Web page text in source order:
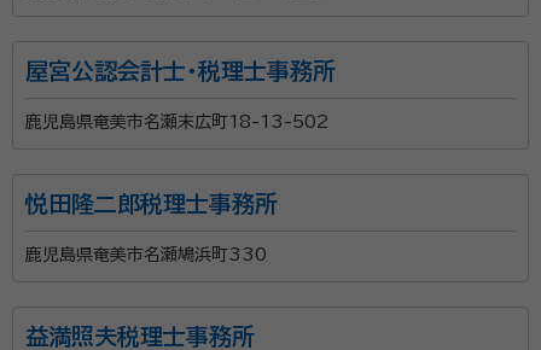
屋宮公認会計士・税理士事務所
鹿児島県奄美市名瀬末広町18-13-502
悦田隆二郎税理士事務所
鹿児島県奄美市名瀬鳩浜町330
益満照夫税理士事務所